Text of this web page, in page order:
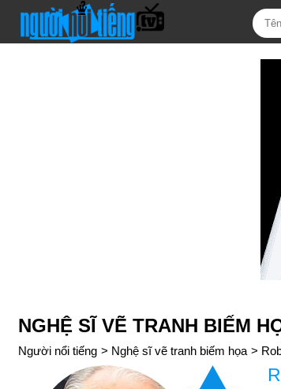
NGHỆ SĨ VẼ TRANH BIẾM
Người nổi tiếng > Nghệ sĩ vẽ tranh biếm họa >